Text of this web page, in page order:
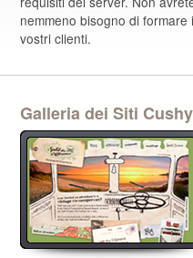
nemmeno bisogno di formare i
vostri clienti.
Galleria dei Siti